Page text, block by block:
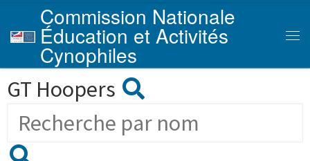
Skip to content
Commission Nationale
Éducation et Activités
Cynophiles
GT Hoopers